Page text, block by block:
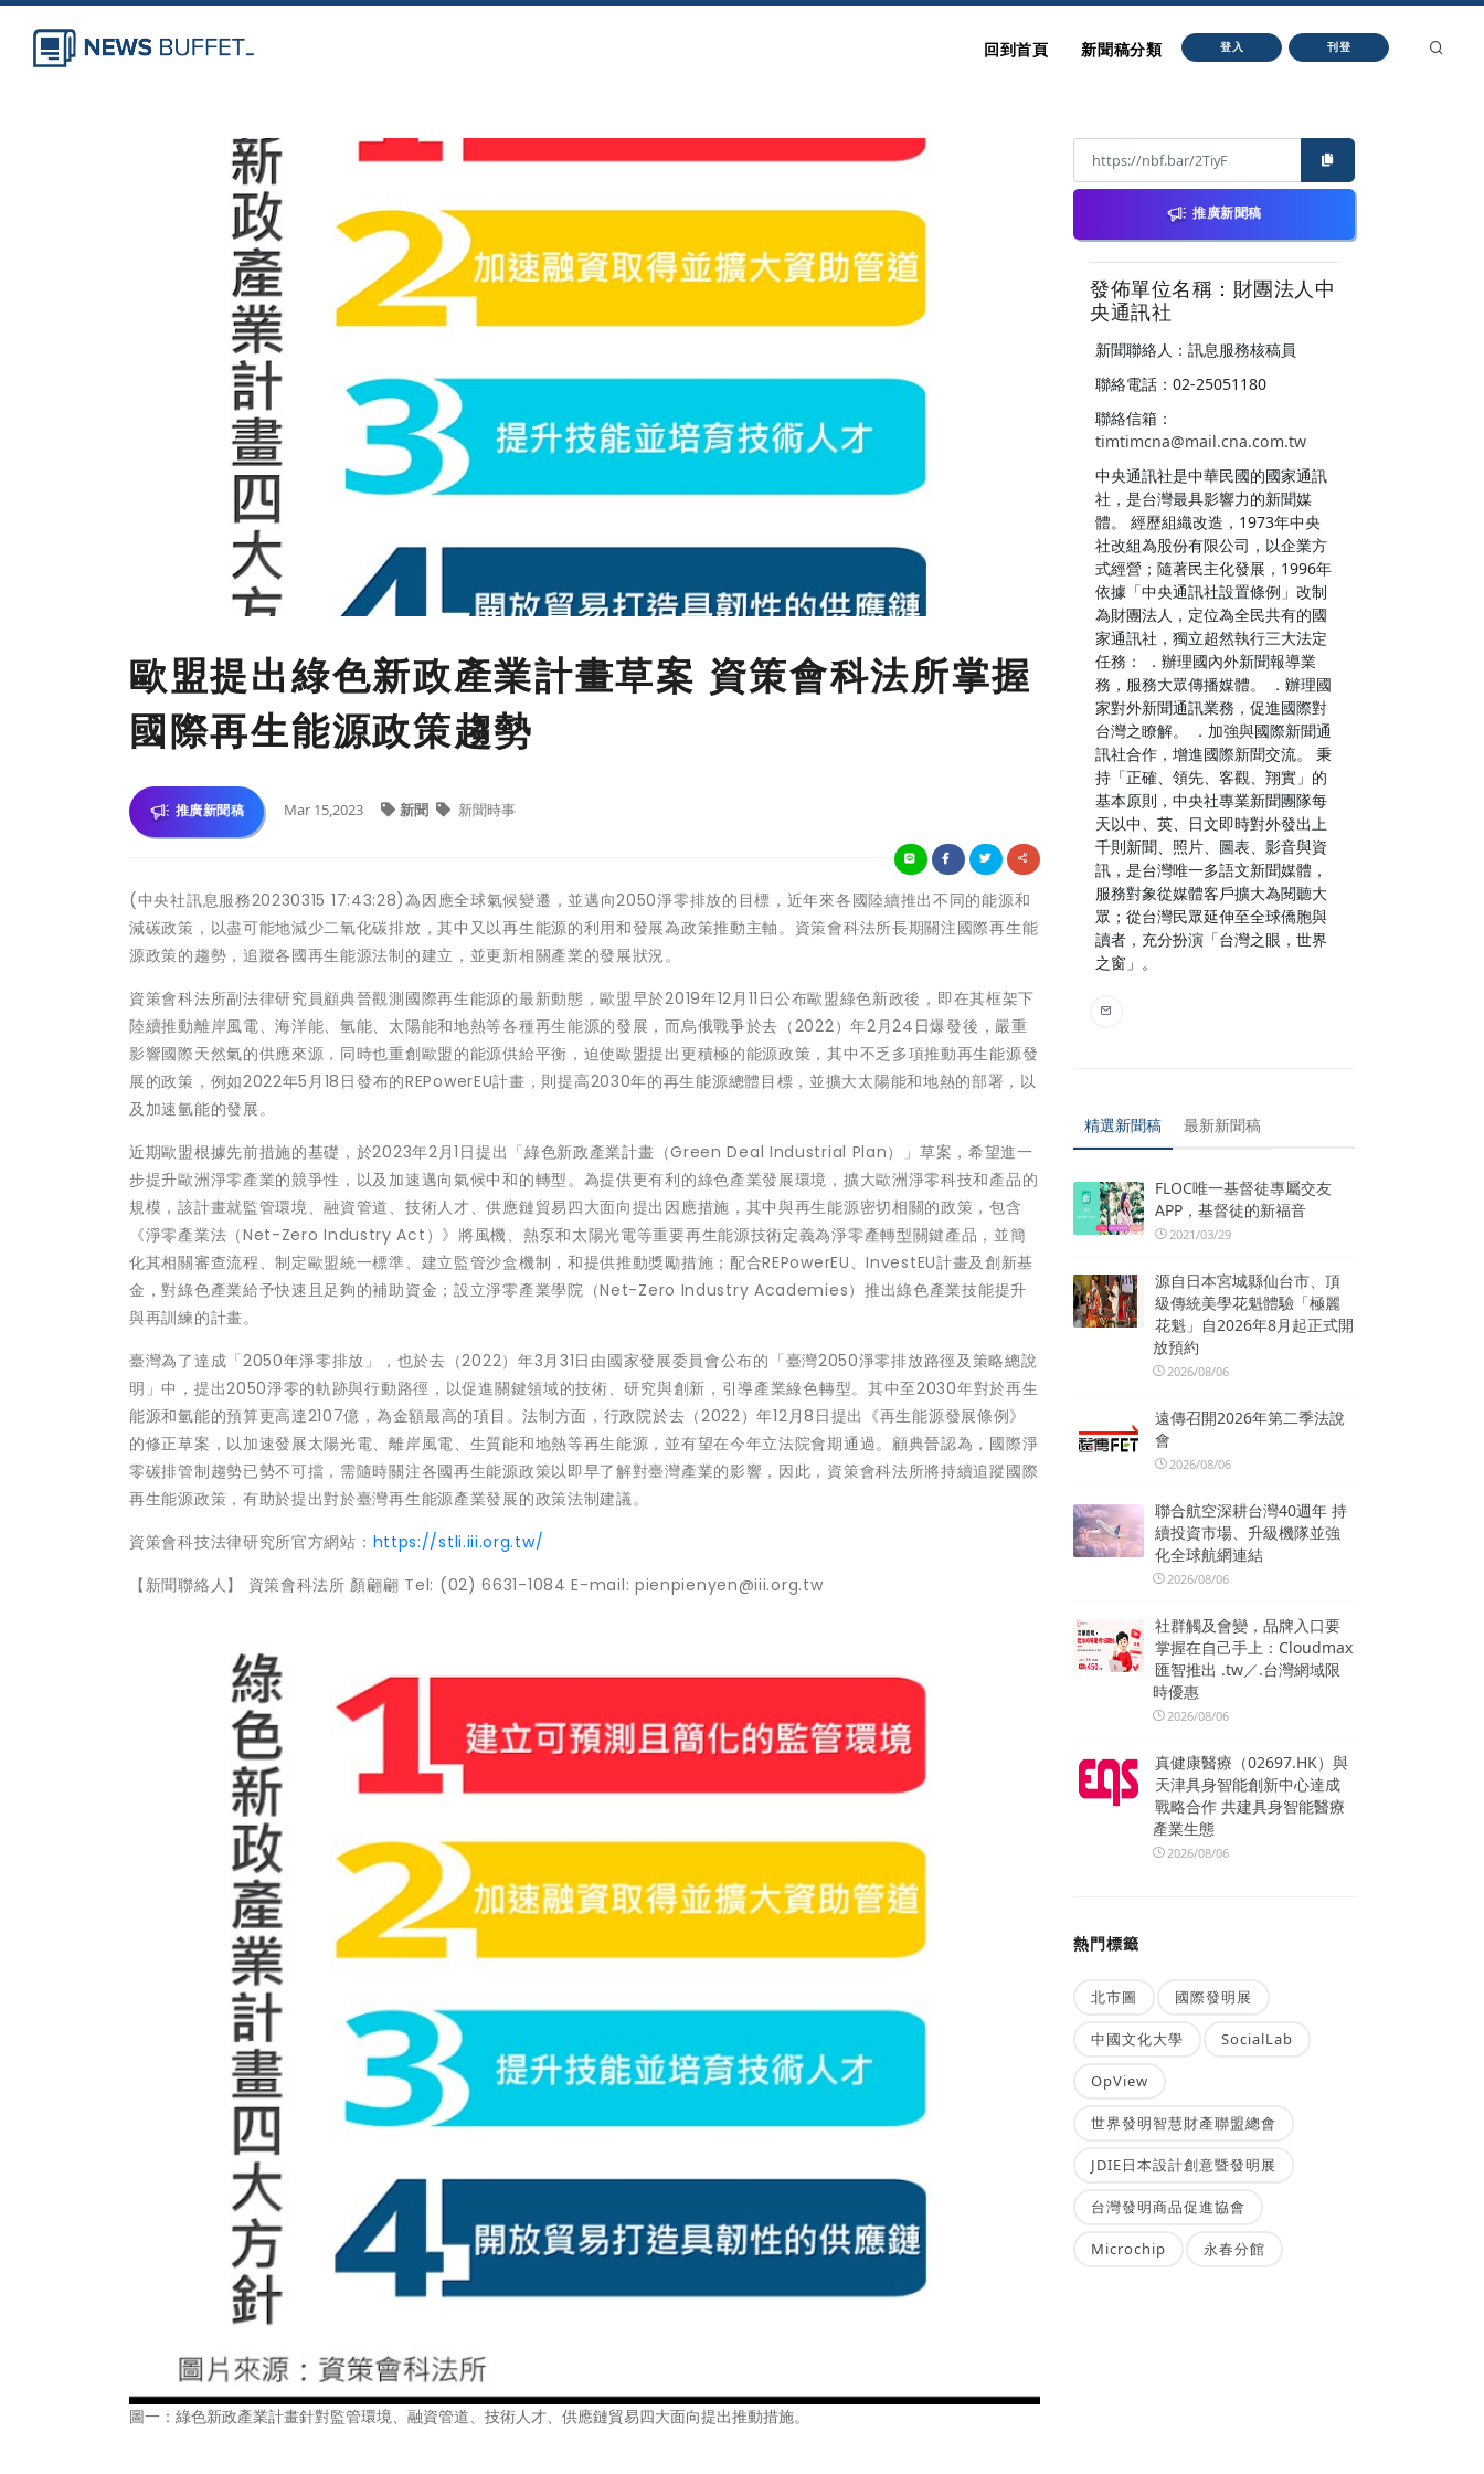
回到首頁 新聞稿分類 登入 刊登
歐盟提出綠色新政產業計畫草案 資策會科法所掌握
國際再生能源政策趨勢
推廣新聞稿 Mar 15,2023 新聞 新聞時事
(中央社訊息服務20230315 17:43:28)為因應全球氣候變遷，並邁向2050淨零排放的目標，近年來各國陸續推出不同的能源和
減碳政策，以盡可能地減少二氧化碳排放，其中又以再生能源的利用和發展為政策推動主軸。資策會科法所長期關注國際再生能
源政策的趨勢，追蹤各國再生能源法制的建立，並更新相關產業的發展狀況。
資策會科法所副法律研究員顧典晉觀測國際再生能源的最新動態，歐盟早於2019年12月11日公布歐盟綠色新政後，即在其框架下
陸續推動離岸風電、海洋能、氫能、太陽能和地熱等各種再生能源的發展，而烏俄戰爭於去（2022）年2月24日爆發後，嚴重
影響國際天然氣的供應來源，同時也重創歐盟的能源供給平衡，迫使歐盟提出更積極的能源政策，其中不乏多項推動再生能源發
展的政策，例如2022年5月18日發布的REPowerEU計畫，則提高2030年的再生能源總體目標，並擴大太陽能和地熱的部署，以
及加速氫能的發展。
近期歐盟根據先前措施的基礎，於2023年2月1日提出「綠色新政產業計畫（Green Deal Industrial Plan）」草案，希望進一
步提升歐洲淨零產業的競爭性，以及加速邁向氣候中和的轉型。為提供更有利的綠色產業發展環境，擴大歐洲淨零科技和產品的
規模，該計畫就監管環境、融資管道、技術人才、供應鏈貿易四大面向提出因應措施，其中與再生能源密切相關的政策，包含
《淨零產業法（Net-Zero Industry Act）》將風機、熱泵和太陽光電等重要再生能源技術定義為淨零產轉型關鍵產品，並簡
化其相關審查流程、制定歐盟統一標準、建立監管沙盒機制，和提供推動獎勵措施；配合REPowerEU、InvestEU計畫及創新基
金，對綠色產業給予快速且足夠的補助資金；設立淨零產業學院（Net-Zero Industry Academies）推出綠色產業技能提升
與再訓練的計畫。
臺灣為了達成「2050年淨零排放」，也於去（2022）年3月31日由國家發展委員會公布的「臺灣2050淨零排放路徑及策略總說
明」中，提出2050淨零的軌跡與行動路徑，以促進關鍵領域的技術、研究與創新，引導產業綠色轉型。其中至2030年對於再生
能源和氫能的預算更高達2107億，為金額最高的項目。法制方面，行政院於去（2022）年12月8日提出《再生能源發展條例》
的修正草案，以加速發展太陽光電、離岸風電、生質能和地熱等再生能源，並有望在今年立法院會期通過。顧典晉認為，國際淨
零碳排管制趨勢已勢不可擋，需隨時關注各國再生能源政策以即早了解對臺灣產業的影響，因此，資策會科法所將持續追蹤國際
再生能源政策，有助於提出對於臺灣再生能源產業發展的政策法制建議。
資策會科技法律研究所官方網站： https://stli.iii.org.tw/
【新聞聯絡人】 資策會科法所 顏翩翩 Tel: (02) 6631-1084 E-mail: pienpienyen@iii.org.tw
圖一：綠色新政產業計畫針對監管環境、融資管道、技術人才、供應鏈貿易四大面向提出推動措施。
推廣新聞稿
發佈單位名稱：財團法人中
央通訊社
新聞聯絡人：訊息服務核稿員
聯絡電話：02-25051180
聯絡信箱：
timtimcna@mail.cna.com.tw
中央通訊社是中華民國的國家通訊
社，是台灣最具影響力的新聞媒
體。 經歷組織改造，1973年中央
社改組為股份有限公司，以企業方
式經營；隨著民主化發展，1996年
依據「中央通訊社設置條例」改制
為財團法人，定位為全民共有的國
家通訊社，獨立超然執行三大法定
任務： ．辦理國內外新聞報導業
務，服務大眾傳播媒體。 ．辦理國
家對外新聞通訊業務，促進國際對
台灣之瞭解。 ．加強與國際新聞通
訊社合作，增進國際新聞交流。 秉
持「正確、領先、客觀、翔實」的
基本原則，中央社專業新聞團隊每
天以中、英、日文即時對外發出上
千則新聞、照片、圖表、影音與資
訊，是台灣唯一多語文新聞媒體，
服務對象從媒體客戶擴大為閱聽大
眾；從台灣民眾延伸至全球僑胞與
讀者，充分扮演「台灣之眼，世界
之窗」。
精選新聞稿 最新新聞稿
FLOC唯一基督徒專屬交友
APP，基督徒的新福音
2021/03/29
源自日本宮城縣仙台市、頂
級傳統美學花魁體驗「極麗
花魁」自2026年8月起正式開
放預約
2026/08/06
遠傳召開2026年第二季法說
會
2026/08/06
聯合航空深耕台灣40週年 持
續投資市場、升級機隊並強
化全球航網連結
2026/08/06
社群觸及會變，品牌入口要
掌握在自己手上：Cloudmax
匯智推出 .tw／.台灣網域限
時優惠
2026/08/06
真健康醫療（02697.HK）與
天津具身智能創新中心達成
戰略合作 共建具身智能醫療
產業生態
2026/08/06
熱門標籤
北市圖 國際發明展
中國文化大學 SocialLab
OpView
世界發明智慧財產聯盟總會
JDIE日本設計創意暨發明展
台灣發明商品促進協會
Microchip 永春分館